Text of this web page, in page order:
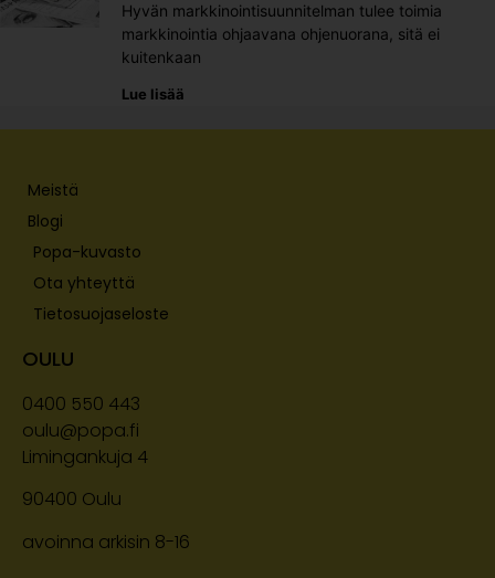
Hyvän markkinointisuunnitelman tulee toimia
markkinointia ohjaavana ohjenuorana, sitä ei
kuitenkaan
Lue lisää
Meistä
Blogi
Popa-kuvasto
Ota yhteyttä
Tietosuojaseloste
OULU
0400 550 443
oulu@popa.fi
Limingankuja 4
90400 Oulu
avoinna arkisin 8-16